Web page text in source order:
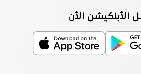
الأبلكيشن الأن